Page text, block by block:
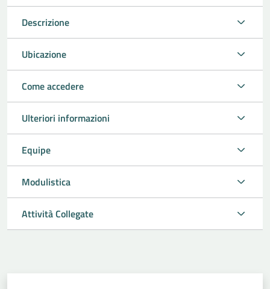
Descrizione
Ubicazione
Come accedere
Ulteriori informazioni
Equipe
Modulistica
Attività Collegate